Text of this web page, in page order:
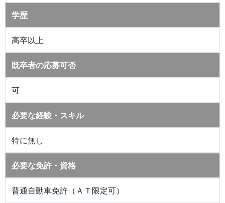
学歴
高卒以上
既卒者の応募可否
可
必要な経験・スキル
特に無し
必要な免許・資格
普通自動車免許（ＡＴ限定可）